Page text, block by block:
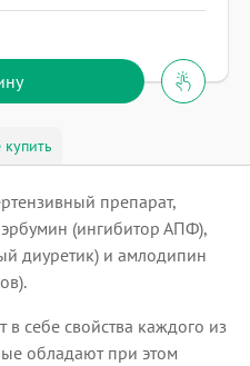
купить
препарат,
(ингибитор АПФ),
диуретик) и амлодипин
себе свойства каждого из
обладают при этом